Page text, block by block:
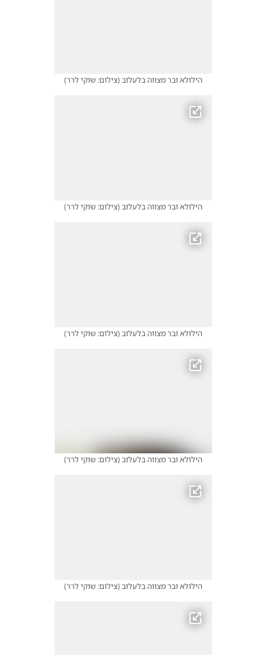
הילולא ובר מצווה בלעלוב(צילום: שוקי לרר)
הילולא ובר מצווה בלעלוב(צילום: שוקי לרר)
הילולא ובר מצווה בלעלוב(צילום: שוקי לרר)
הילולא ובר מצווה בלעלוב(צילום: שוקי לרר)
הילולא ובר מצווה בלעלוב(צילום: שוקי לרר)